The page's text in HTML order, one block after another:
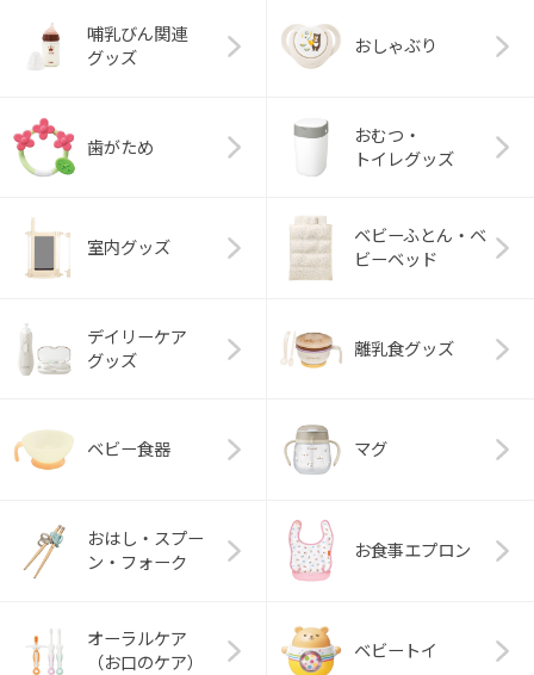
哺乳びん関連
グッズ
おしゃぶり
歯がため
おむつ・
トイレグッズ
室内グッズ
ベビーふとん・ベ
ビーベッド
デイリーケア
グッズ
離乳食グッズ
ベビー食器 マグ
おはし・スプー
ン・フォーク
お食事エプロン
オーラルケア
（お口のケア）
ベビートイ